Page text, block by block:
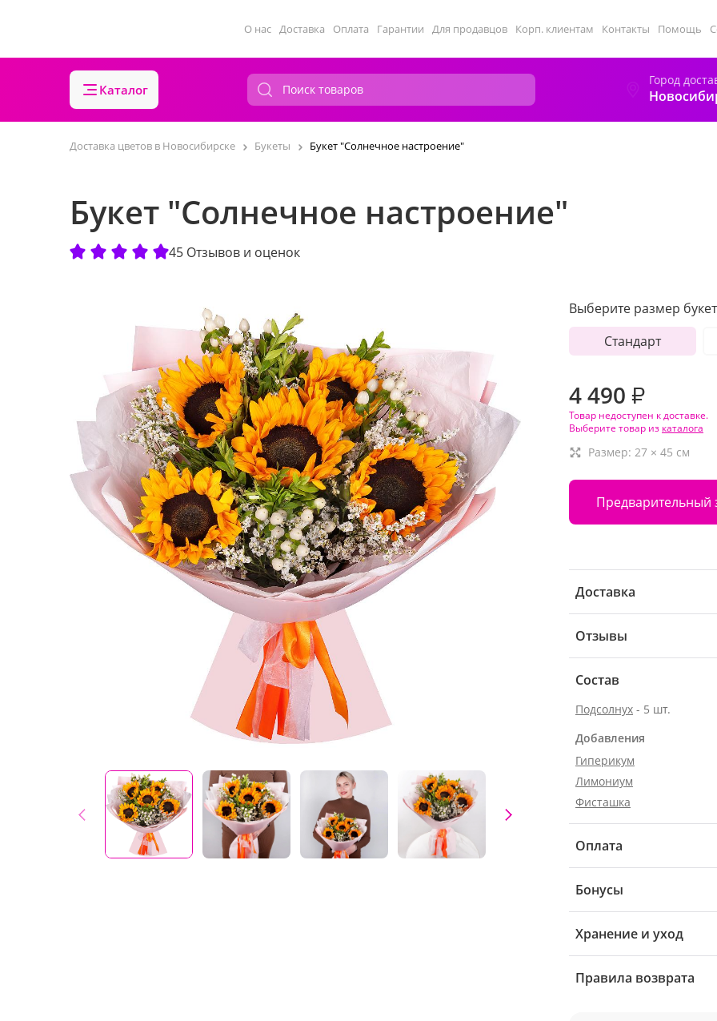
О нас Доставка Оплата Гарантии Для продавцов Корп. клиентам Контакты Помощь
Каталог
Город
Доставка цветов в Новосибирске Букеты Букет "Солнечное настроение"
Букет "Солнечное настроение"
45 Отзывов и оценок
Выберите размер
Стандарт
4 490 ₽
Товар недоступен к доставке.
Выберите товар из каталога
Размер: 27 × 45 см
Предварительный
Доставка
Отзывы
Состав
Подсолнух - 5 шт.
Добавления
Гиперикум
Лимониум
Фисташка
Оплата
Бонусы
Хранение и уход
Правила возврата